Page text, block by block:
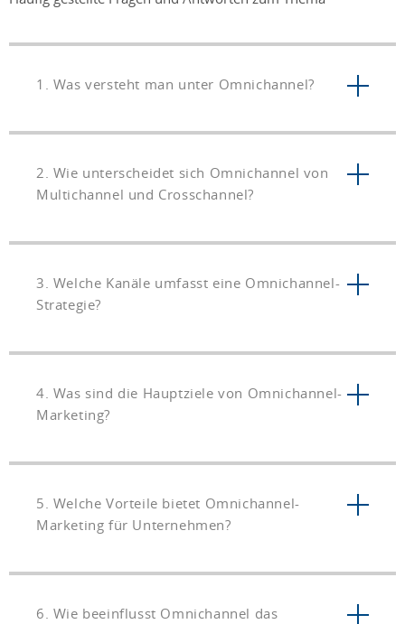
1. Was versteht man unter Omnichannel?
2. Wie unterscheidet sich Omnichannel von
Multichannel und Crosschannel?
3. Welche Kanäle umfasst eine Omnichannel-
Strategie?
4. Was sind die Hauptziele von Omnichannel-
Marketing?
5. Welche Vorteile bietet Omnichannel-
Marketing für Unternehmen?
6. Wie beeinflusst Omnichannel das